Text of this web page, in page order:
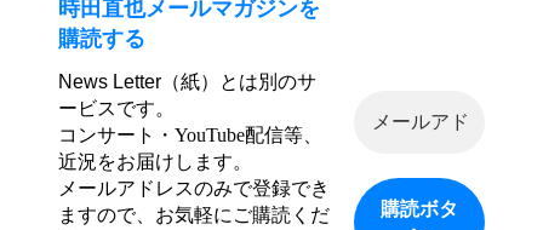
時田直也メールマガジンを
購読する
News Letter（紙）とは別のサ
ービスです。
コンサート・YouTube配信等、
近況をお届けします。
メールアドレスのみで登録でき
ますので、お気軽にご購読くだ